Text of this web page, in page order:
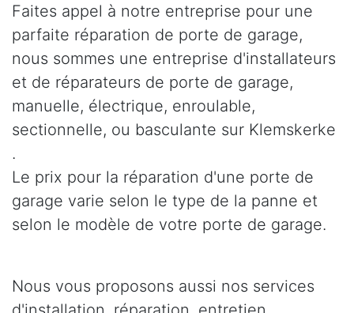
Faites appel à notre entreprise pour une
parfaite réparation de porte de garage,
nous sommes une entreprise d'installateurs
et de réparateurs de porte de garage,
manuelle, électrique, enroulable,
sectionnelle, ou basculante sur Klemskerke
.
Le prix pour la réparation d'une porte de
garage varie selon le type de la panne et
selon le modèle de votre porte de garage.
Nous vous proposons aussi nos services